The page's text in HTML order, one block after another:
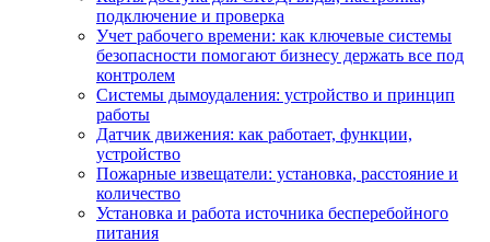
подключение и проверка
Учет рабочего времени: как ключевые системы
безопасности помогают бизнесу держать все под
контролем
Системы дымоудаления: устройство и принцип
работы
Датчик движения: как работает, функции,
устройство
Пожарные извещатели: установка, расстояние и
количество
Установка и работа источника бесперебойного
питания